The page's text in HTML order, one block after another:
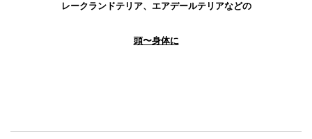
レークランドテリア、 エアデールテリアなどの
頭〜身体に